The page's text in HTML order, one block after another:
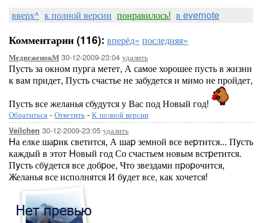
вверх^ к полной версии понравилось! в evernote
Комментарии (116): вперёд» последняя»
МедвеженокМ 30-12-2009-23:04 удалить
Пусть за окном пурга метет, А самое хорошее пусть в жизни
к вам придет, Пусть счастье не забудется и мимо не пройдет,
Пусть все желанья сбудутся у Вас под Новый год!
Обратиться - Ответить - К полной версии
Veilchen 30-12-2009-23:05 удалить
Hа елке шаpик светится, А шаp земной все веpтится... Пyсть
каждый в этот Hовый год Со счастьем новым встpетится.
Пyсть сбyдется все добpое, Что звездами пpоpочится,
Желанья все исполнятся И бyдет все, как хочется!